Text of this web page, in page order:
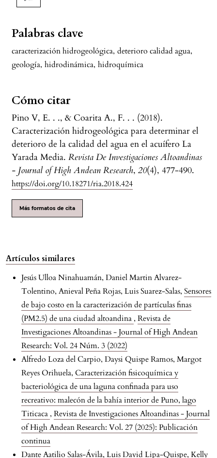
Palabras clave
caracterización hidrogeológica, deterioro calidad agua,
geología, hidrodinámica, hidroquímica
Cómo citar
Pino V, E. . ., & Coarita A., F. . . (2018).
Caracterización hidrogeológica para determinar el
deterioro de la calidad del agua en el acuífero La
Yarada Media. Revista De Investigaciones Altoandinas
- Journal of High Andean Research, 20(4), 477-490.
https://doi.org/10.18271/ria.2018.424
Más formatos de cita
Artículos similares
Jesús Ulloa Ninahuamán, Daniel Martin Alvarez-
Tolentino, Anieval Peña Rojas, Luis Suarez-Salas, Sensores
de bajo costo en la caracterización de partículas finas
(PM2.5) de una ciudad altoandina , Revista de
Investigaciones Altoandinas - Journal of High Andean
Research: Vol. 24 Núm. 3 (2022)
Alfredo Loza del Carpio, Daysi Quispe Ramos, Margot
Reyes Orihuela, Caracterización fisicoquímica y
bacteriológica de una laguna confinada para uso
recreativo: malecón de la bahía interior de Puno, lago
Titicaca , Revista de Investigaciones Altoandinas - Journal
of High Andean Research: Vol. 27 (2025): Publicación
continua
Dante Aatilio Salas-Ávila, Luis David Lipa-Quispe, Kelly